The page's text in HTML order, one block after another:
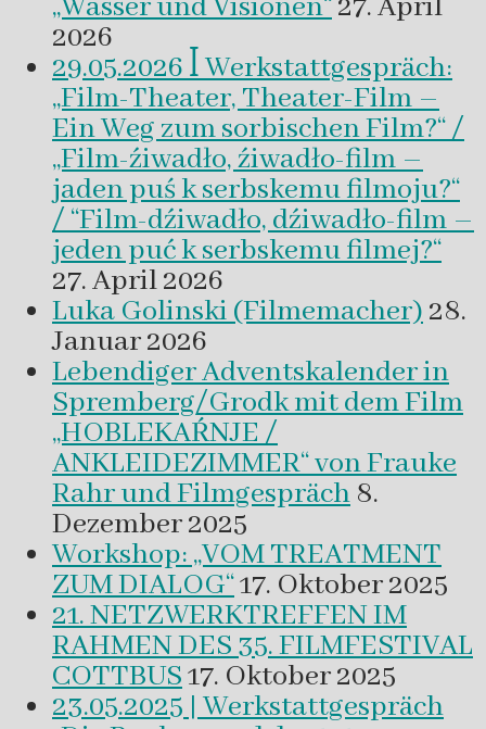
„Wasser und Visionen“27. April
2026
29.05.2026 ꟾ Werkstattgespräch:
„Film-Theater, Theater-Film –
Ein Weg zum sorbischen Film?“ /
„Film-źiwadło, źiwadło-film –
jaden puś k serbskemu filmoju?“
/ “Film-dźiwadło, dźiwadło-film –
jeden puć k serbskemu filmej?“
27. April 2026
Luka Golinski (Filmemacher)28.
Januar 2026
Lebendiger Adventskalender in
Spremberg/Grodk mit dem Film
„HOBLEKAŔNJE /
ANKLEIDEZIMMER“ von Frauke
Rahr und Filmgespräch 8.
Dezember 2025
Workshop: „VOM TREATMENT
ZUM DIALOG“17. Oktober 2025
21. NETZWERKTREFFEN IM
RAHMEN DES 35. FILMFESTIVAL
COTTBUS17. Oktober 2025
23.05.2025 | Werkstattgespräch